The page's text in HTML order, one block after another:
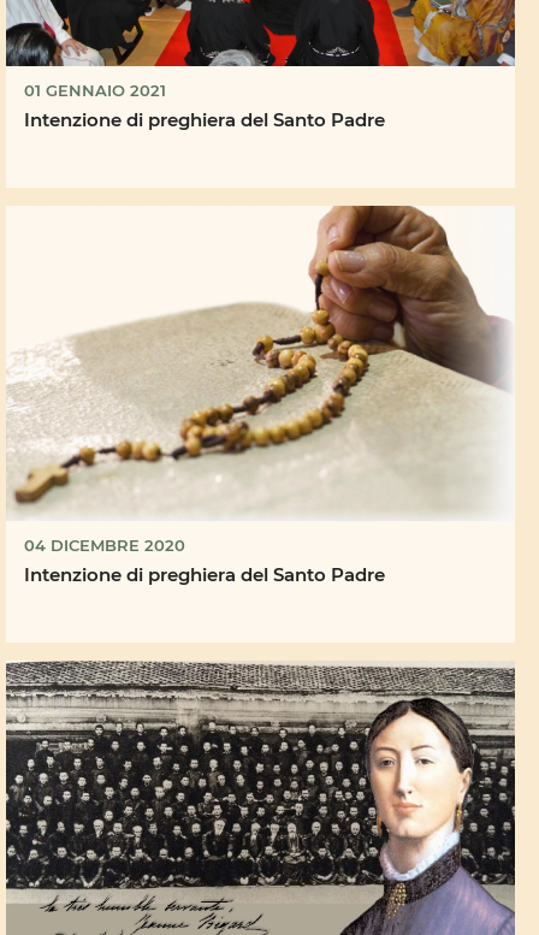
01 GENNAIO 2021
Intenzione di preghiera del Santo Padre
04 DICEMBRE 2020
Intenzione di preghiera del Santo Padre